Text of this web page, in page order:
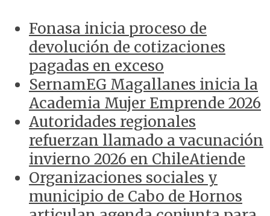
Fonasa inicia proceso de
devolución de cotizaciones
pagadas en exceso
SernamEG Magallanes inicia la
Academia Mujer Emprende 2026
Autoridades regionales
refuerzan llamado a vacunación
invierno 2026 en ChileAtiende
Organizaciones sociales y
municipio de Cabo de Hornos